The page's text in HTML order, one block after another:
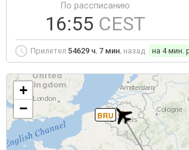
По рассписанию
16:55 CEST
Прилетел 54629 ч. 7 мин. назад на 4 мин.
BRU
+
−